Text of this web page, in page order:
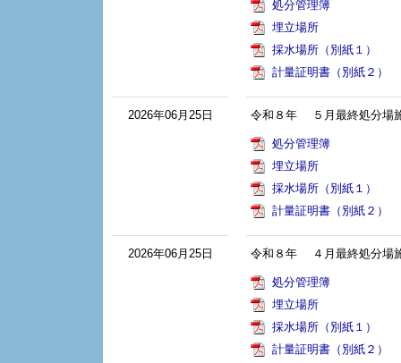
処分管理簿
埋立場所
採水場所（別紙１）
計量証明書（別紙２）
2026年06月25日 令和８年 ５月最終処分場
処分管理簿
埋立場所
採水場所（別紙１）
計量証明書（別紙２）
2026年06月25日 令和８年 ４月最終処分場
処分管理簿
埋立場所
採水場所（別紙１）
計量証明書（別紙２）